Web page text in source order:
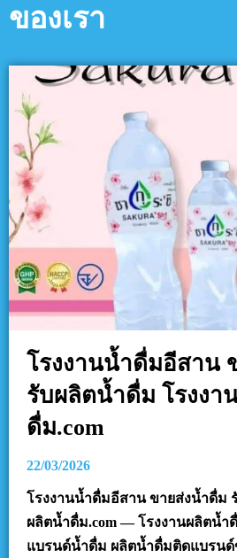
ของเรา
โรงงานน้ำดื่มอีสาน
รับผลิตน้ำดื่ม โรงงา
ดื่ม.com
22/03/2026
โรงงานน้ำดื่มอีสาน ขายส่งน้ำดื่ม
ผลิตน้ำดื่ม.com — โรงงานผลิตน้ำ
แบรนด์น้ำดื่ม ผลิตน้ำดื่มติดแบรน